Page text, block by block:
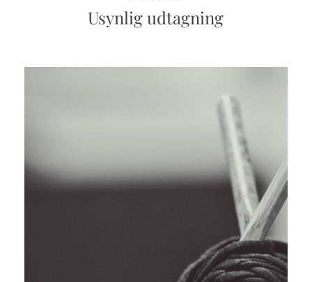
Usynlig udtagning